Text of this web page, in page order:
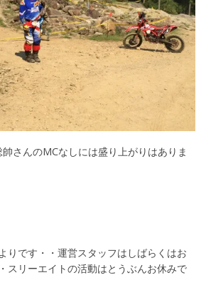
さんのMCなしには盛り上がりはありま
りです・・運営スタッフはしばらくはお
スリーエイトの活動はとうぶんお休みで